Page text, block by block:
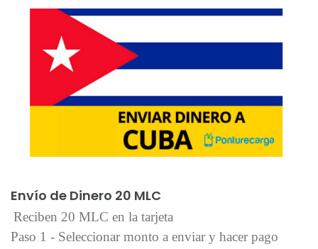
Envío de Dinero 20 MLC
Reciben 20 MLC en la tarjeta
Paso 1 - Seleccionar monto a enviar y hacer pago